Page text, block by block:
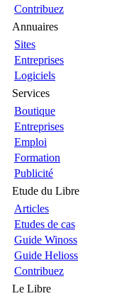
Contribuez
Annuaires
Sites
Entreprises
Logiciels
Services
Boutique
Entreprises
Emploi
Formation
Publicité
Etude du Libre
Articles
Etudes de cas
Guide Winoss
Guide Helioss
Contribuez
Le Libre